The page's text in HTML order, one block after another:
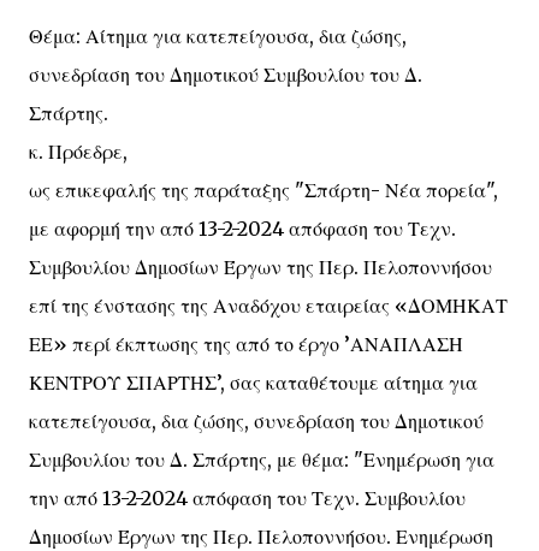
Θέμα: Αίτημα για κατεπείγουσα, δια ζώσης,
συνεδρίαση του Δημοτικού Συμβουλίου του Δ.
Σπάρτης.
κ. Πρόεδρε,
ως επικεφαλής της παράταξης "Σπάρτη- Νέα πορεία",
με αφορμή την από 13-2-2024 απόφαση του Τεχν.
Συμβουλίου Δημοσίων Έργων της Περ. Πελοποννήσου
επί της ένστασης της Αναδόχου εταιρείας «ΔΟΜΗΚΑΤ
ΕΕ» περί έκπτωσης της από το έργο ’ΑΝΑΠΛΑΣΗ
ΚΕΝΤΡΟΥ ΣΠΑΡΤΗΣ’, σας καταθέτουμε αίτημα για
κατεπείγουσα, δια ζώσης, συνεδρίαση του Δημοτικού
Συμβουλίου του Δ. Σπάρτης, με θέμα: "Ενημέρωση για
την από 13-2-2024 απόφαση του Τεχν. Συμβουλίου
Δημοσίων Έργων της Περ. Πελοποννήσου. Ενημέρωση